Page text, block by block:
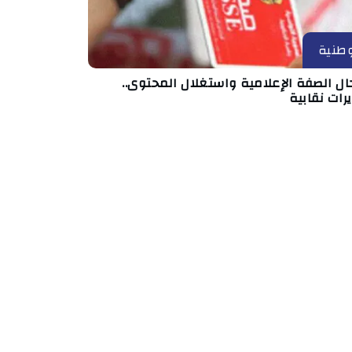
الصفة الإعلامية واستغلال المحتوى..
نقابية